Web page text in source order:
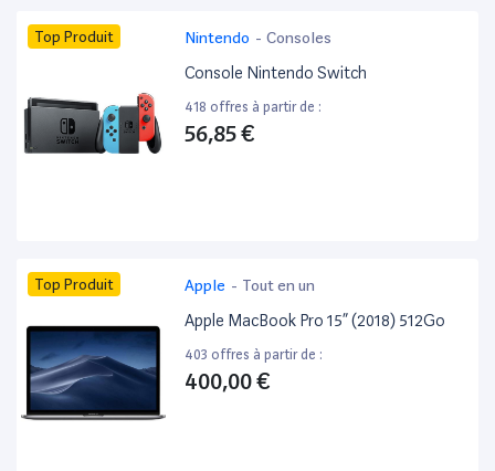
Top Produit Nintendo - Consoles
Console Nintendo Switch
418 offres à partir de :
56,85 €
Top Produit Apple - Tout en un
Apple MacBook Pro 15” (2018) 512Go
403 offres à partir de :
400,00 €